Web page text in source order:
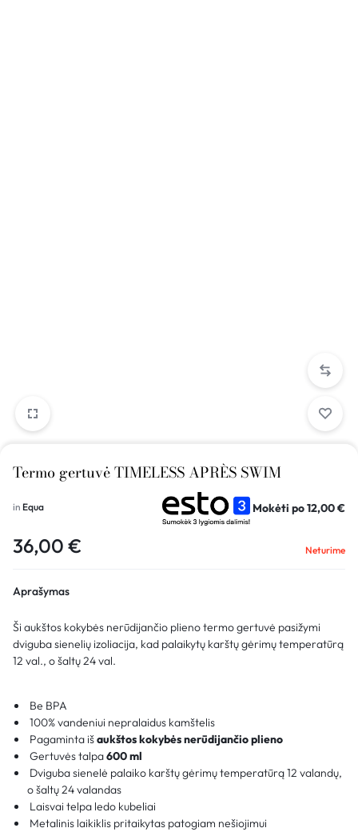
Termo gertuvė TIMELESS APRÈS SWIM
in Equa Mokėti po12,00€
36,00 € Neturime
Aprašymas
Ši aukštos kokybės nerūdijančio plieno termo gertuvė pasižymi
dviguba sienelių izoliacija, kad palaikytų karštų gėrimų temperatūrą
12 val., o šaltų 24 val.
Be BPA
100% vandeniui nepralaidus kamštelis
Pagaminta išaukštos kokybės nerūdijančio plieno
Gertuvės talpa600 ml
Dviguba sienelė palaiko karštų gėrimų temperatūrą 12 valandų,
o šaltų 24 valandas
Laisvai telpa ledo kubeliai
Metalinis laikiklis pritaikytas patogiam nešiojimui